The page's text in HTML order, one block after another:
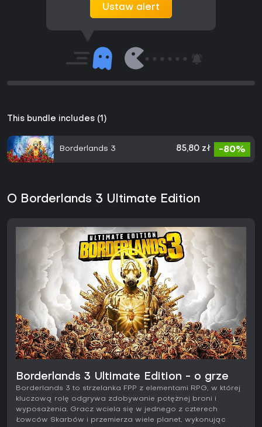
Ustaw alert
This bundle includes (1)
Borderlands 3 85,80 zł -80%
O Borderlands 3 Ultimate Edition
Borderlands 3 Ultimate Edition - o grze
Borderlands 3 to strzelanka FPP z elementami RPG, w której
kluczową rolę odgrywa zdobywanie potężnej broni i
wyposażenia. Gracz wciela się w jednego z czterech
Łowców Skarbów i przemierza wiele planet, wykonując